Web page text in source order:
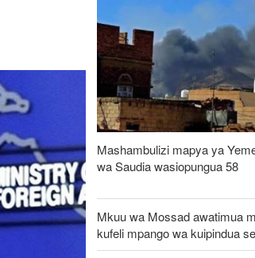
Mashambulizi mapya ya
wa Saudia wasiopungua 58
Mkuu wa Mossad awatimua
kufeli mpango wa kuipindua